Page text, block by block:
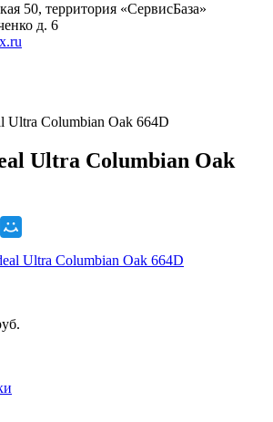
50, территория «СервисБаза»
д. 6
Ultra Columbian Oak 664D
Ultra Columbian Oak